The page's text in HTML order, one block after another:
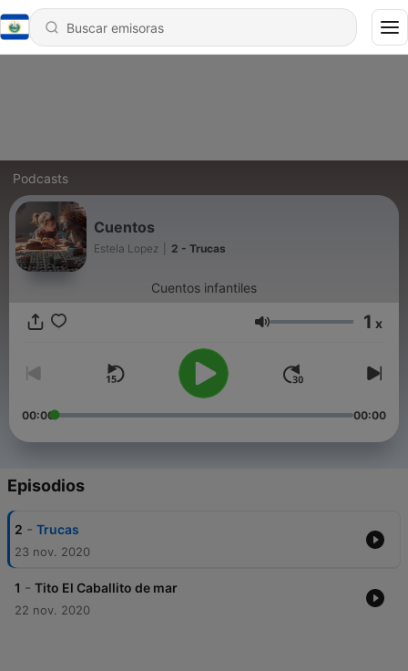
Podcasts
Cuentos
Estela Lopez 2 - Trucas
Cuentos infantiles
Volumen 1 x
00:00 00:00
Episodios
2 - Trucas
23 nov. 2020
1 - Tito El Caballito de mar
22 nov. 2020